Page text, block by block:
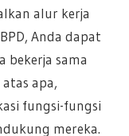
alur kerja
Anda dapat
bekerja sama
apa,
fungsi-fungsi
mereka.